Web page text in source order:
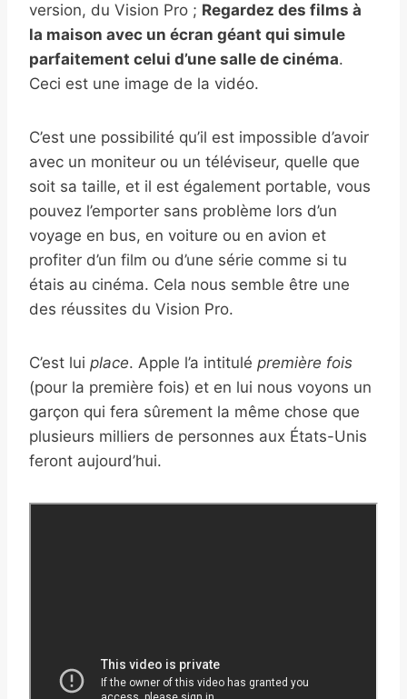
version, du Vision Pro ; Regardez des films à
la maison avec un écran géant qui simule
parfaitement celui d’une salle de cinéma.
Ceci est une image de la vidéo.
C’est une possibilité qu’il est impossible d’avoir
avec un moniteur ou un téléviseur, quelle que
soit sa taille, et il est également portable, vous
pouvez l’emporter sans problème lors d’un
voyage en bus, en voiture ou en avion et
profiter d’un film ou d’une série comme si tu
étais au cinéma. Cela nous semble être une
des réussites du Vision Pro.
C’est lui place. Apple l’a intitulé première fois
(pour la première fois) et en lui nous voyons un
garçon qui fera sûrement la même chose que
plusieurs milliers de personnes aux États-Unis
feront aujourd’hui.